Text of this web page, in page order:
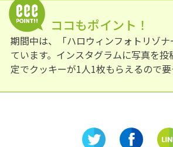
ココもポイント！
期間中は、「ハロウィンフォトリゾ
ています。インスタグラムに写真を投
定でクッキーが1人1枚もらえるので要